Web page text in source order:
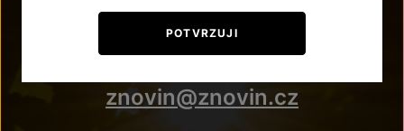
+420 515 266 620
Po – Pá: 7:00 – 15:00
znovin@znovin.cz
POTVRZUJI